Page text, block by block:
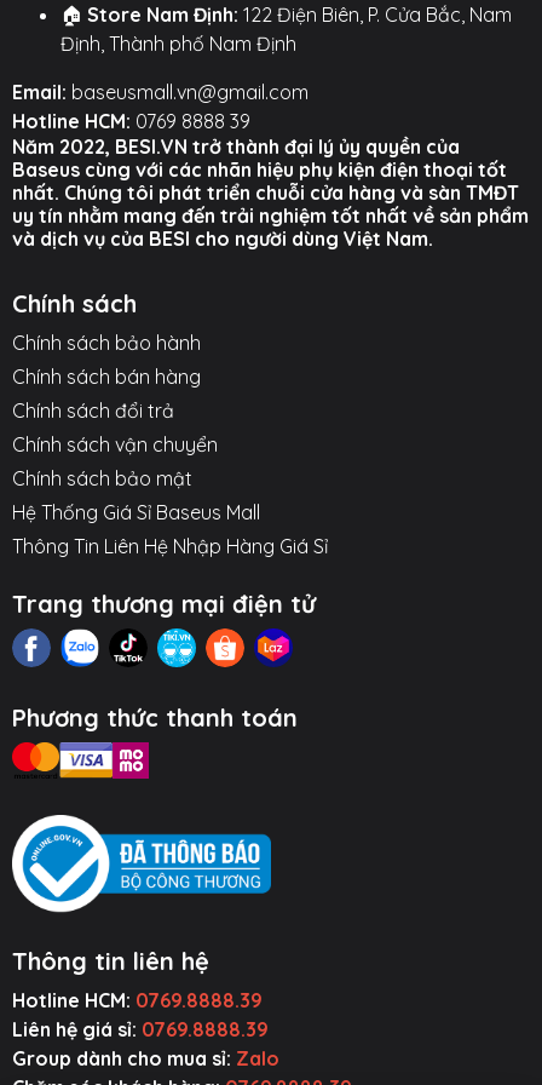
Kiện Ô Tô
Thiết Bị Âm
Thanh
Tiện Ích Thông
Minh
🏠 Store Nam Định: 122 Điện Biên, P. Cửa Bắc, Nam
Định, Thành phố Nam Định
Email: baseusmall.vn@gmail.com
Hotline HCM: 0769 8888 39
Năm 2022, BESI.VN trở thành đại lý ủy quyền của
Baseus cùng với các nhãn hiệu phụ kiện điện thoại tốt
nhất. Chúng tôi phát triển chuỗi cửa hàng và sàn TMĐT
uy tín nhằm mang đến trải nghiệm tốt nhất về sản phẩm
và dịch vụ của BESI cho người dùng Việt Nam.
Chính sách
Chính sách bảo hành
Chính sách bán hàng
Chính sách đổi trả
Chính sách vận chuyển
Chính sách bảo mật
Hệ Thống Giá Sỉ Baseus Mall
Thông Tin Liên Hệ Nhập Hàng Giá Sỉ
Trang thương mại điện tử
Phương thức thanh toán
Thông tin liên hệ
Hotline HCM: 0769.8888.39
Liên hệ giá sỉ: 0769.8888.39
Group dành cho mua sỉ: Zalo